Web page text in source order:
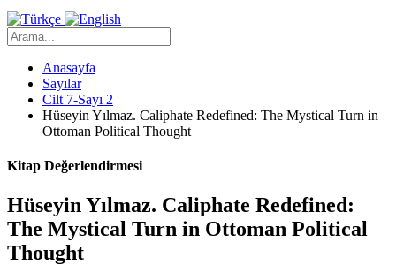
Anasayfa
Sayılar
Cilt 7-Sayı 2
Hüseyin Yılmaz. Caliphate Redefined: The Mystical Turn in
Ottoman Political Thought
Kitap Değerlendirmesi
Hüseyin Yılmaz. Caliphate Redefined:
The Mystical Turn in Ottoman Political
Thought